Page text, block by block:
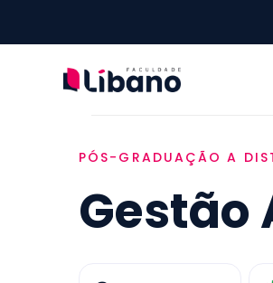
PÓS-GRADUAÇÃO A
Gestão